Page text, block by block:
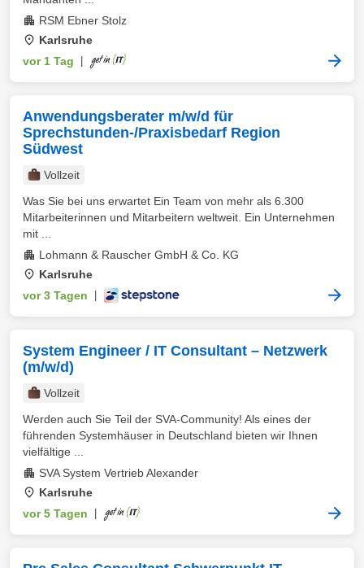
RSM Ebner Stolz
Karlsruhe
vor 1 Tag
Anwendungsberater m/w/d für
Sprechstunden-/Praxisbedarf Region
Südwest
Vollzeit
Was Sie bei uns erwartet Ein Team von mehr als 6.300
Mitarbeiterinnen und Mitarbeitern weltweit. Ein Unternehmen
mit ...
Lohmann & Rauscher GmbH & Co. KG
Karlsruhe
vor 3 Tagen
System Engineer / IT Consultant – Netzwerk
(m/w/d)
Vollzeit
Werden auch Sie Teil der SVA-Community! Als eines der
führenden Systemhäuser in Deutschland bieten wir Ihnen
vielfältige ...
SVA System Vertrieb Alexander
Karlsruhe
vor 5 Tagen